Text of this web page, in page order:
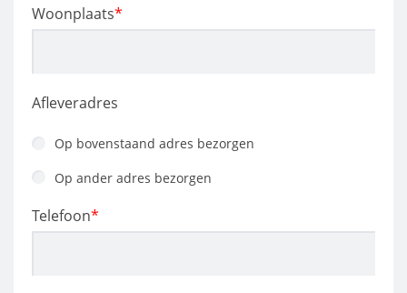
Woonplaats*
Afleveradres
Op bovenstaand adres bezorgen
Op ander adres bezorgen
Telefoon*